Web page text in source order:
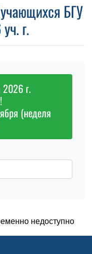
БГУ
г.
2026 г.
(неделя
недоступно